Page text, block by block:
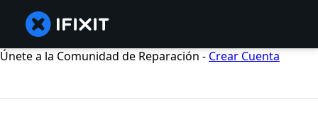
Únete a la Comunidad de Reparación - Crear Cuenta